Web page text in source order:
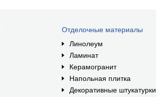
Отделочные материалы
Линолеум
Ламинат
Керамогранит
Напольная плитка
Декоративные штукатурки